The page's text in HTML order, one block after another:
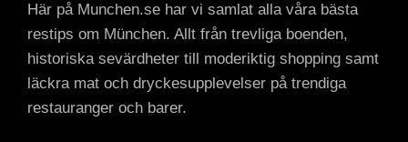
Här på Munchen.se har vi samlat alla våra bästa
restips om München. Allt från trevliga boenden,
historiska sevärdheter till moderiktig shopping samt
läckra mat och dryckesupplevelser på trendiga
restauranger och barer.